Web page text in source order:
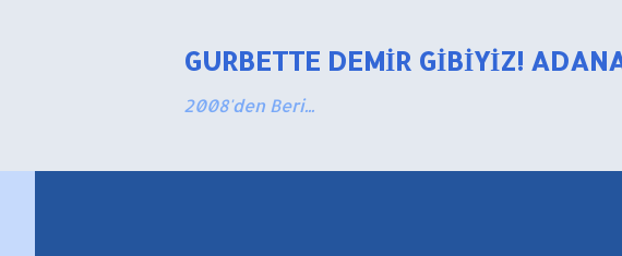
GURBETTE DEMIR GIBIYIZ!
2008'den Beri...